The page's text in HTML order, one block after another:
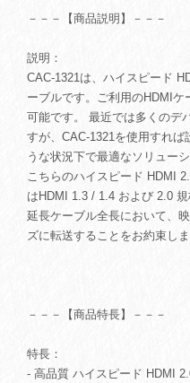
－－－【商品説明】－－－
説明：
CAC-1321は、ハイスピード
ーブルです。ご利用のHDMI
可能です。 最近では多くのデ
すが、CAC-1321を使用すれば
うな状況下で最適なソリュー
こちらのハイスピード HDMI
はHDMI 1.3 / 1.4 および 2.0
延長ケーブル全長において、
ズに転送することをお約束しま
－－－【商品特長】－－－
特長：
- 高品質 ハイスピード HDMI